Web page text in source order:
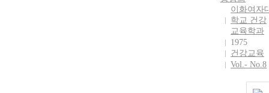
이화여자
학교 건강
교육학과
1975
건강교육
Vol.- No.8